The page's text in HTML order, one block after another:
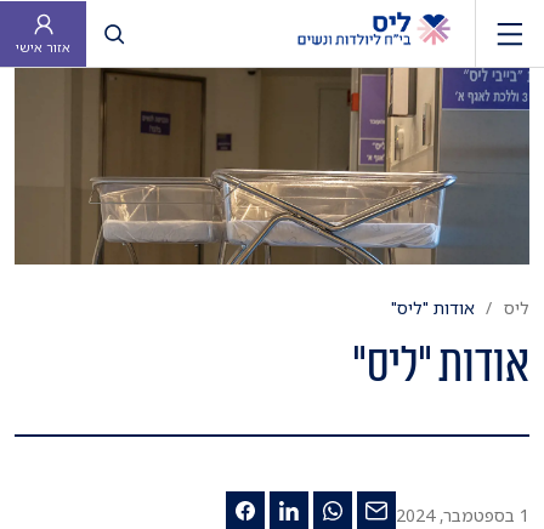
פתח חיפוש
אזור אישי
ליס אודות "ליס"
אודות "ליס"
1 בספטמבר, 2024